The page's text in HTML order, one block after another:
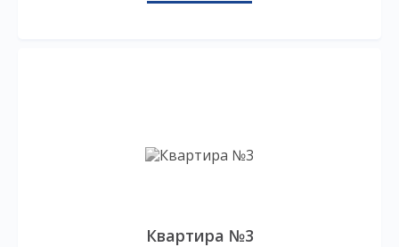
Квартира №3